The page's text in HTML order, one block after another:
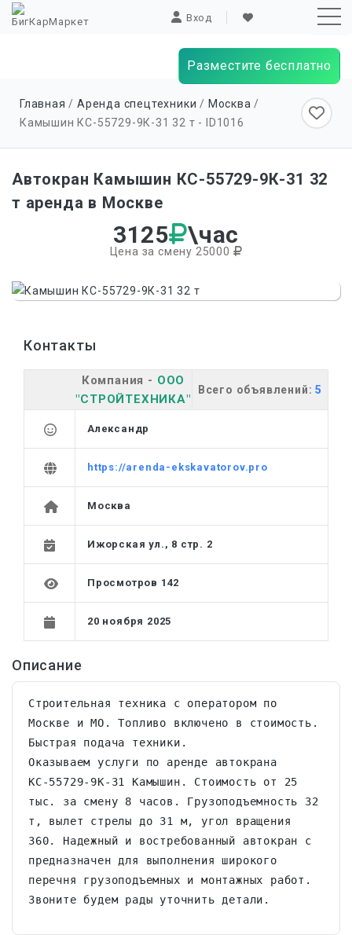
Вход
Разместите бесплатно
Главная /Аренда спецтехники / Москва /
Камышин КС-55729-9К-31 32 т - ID1016
Автокран Камышин КС-55729-9К-31 32
т аренда в Москве
3125 \час
Цена за смену 25000
Контакты
Компания - ООО
"СТРОЙТЕХНИКА"
Всего объявлений: 5
Александр
https://arenda-ekskavatorov.pro
Москва
Ижорская ул., 8 стр. 2
Просмотров 142
20 ноября 2025
Описание
Строительная техника с оператором по
Москве и МО. Топливо включено в стоимость.
Быстрая подача техники.
Оказываем услуги по аренде автокрана
КС-55729-9К-31 Камышин. Стоимость от 25
тыс. за смену 8 часов. Грузоподъемность 32
т, вылет стрелы до 31 м, угол вращения
360. Надежный и востребованный автокран с
предназначен для выполнения широкого
перечня грузоподъемных и монтажных работ.
Звоните будем рады уточнить детали.